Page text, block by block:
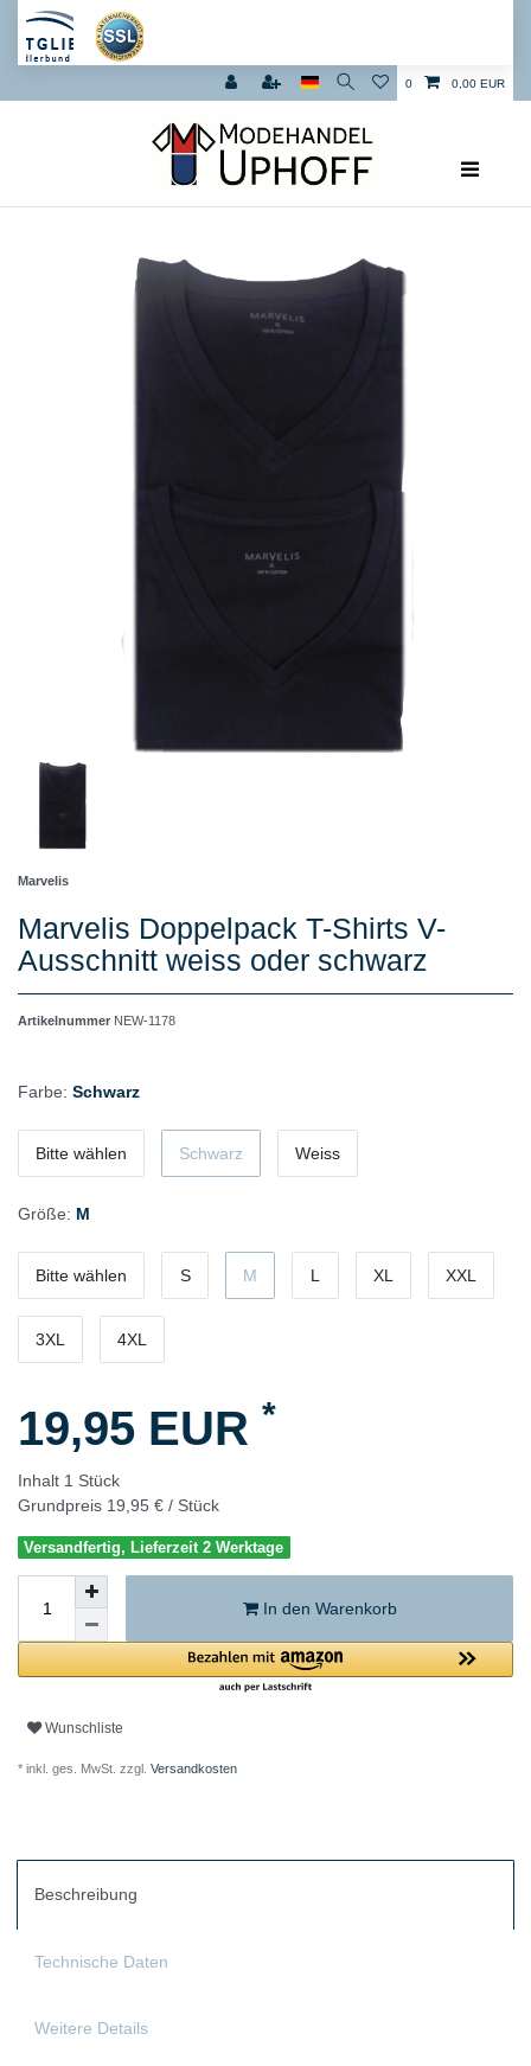
0 0,00 EUR
Marvelis
Marvelis Doppelpack T-Shirts V-
Ausschnitt weiss oder schwarz
Artikelnummer NEW-1178
Farbe: Schwarz
Bitte wählen Schwarz Weiss
Größe: M
Bitte wählen S M L XL XXL
3XL 4XL
19,95 EUR *
Inhalt 1 Stück
Grundpreis 19,95 € / Stück
Versandfertig, Lieferzeit 2 Werktage
In den Warenkorb
Wunschliste
* inkl. ges. MwSt. zzgl. Versandkosten
Beschreibung
Technische Daten
Weitere Details